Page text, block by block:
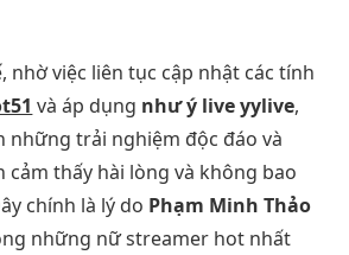
nhờ việc liên tục cập nhật các tính
và áp dụng như ý live yylive,
những trải nghiệm độc đáo và
cảm thấy hài lòng và không bao
chính là lý do Phạm Minh Thảo
những nữ streamer hot nhất